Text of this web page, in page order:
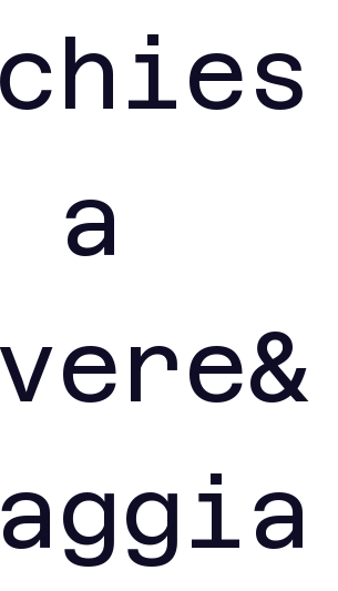
a